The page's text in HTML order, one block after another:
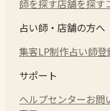
師を探す店舗を探す
占い師・店舗の方へ
集客LP制作占い師登
サポート
ヘルプセンターお問